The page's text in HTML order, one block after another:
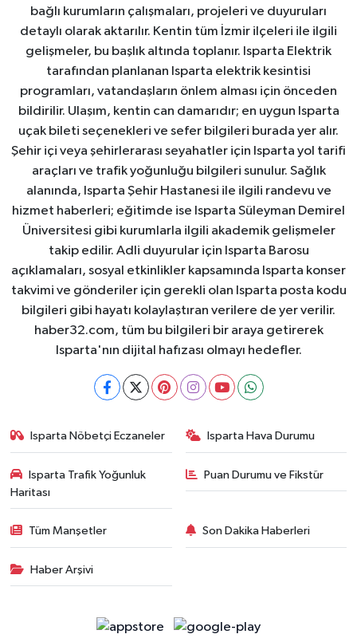
bağlı kurumların çalışmaları, projeleri ve duyuruları
detaylı olarak aktarılır. Kentin tüm İzmir ilçeleri ile ilgili
gelişmeler, bu başlık altında toplanır. Isparta Elektrik
tarafından planlanan Isparta elektrik kesintisi
programları, vatandaşların önlem alması için önceden
bildirilir. Ulaşım, kentin can damarıdır; en uygun Isparta
uçak bileti seçenekleri ve sefer bilgileri burada yer alır.
Şehir içi veya şehirlerarası seyahatler için Isparta yol tarifi
araçları ve trafik yoğunluğu bilgileri sunulur. Sağlık
alanında, Isparta Şehir Hastanesi ile ilgili randevu ve
hizmet haberleri; eğitimde ise Isparta Süleyman Demirel
Üniversitesi gibi kurumlarla ilgili akademik gelişmeler
takip edilir. Adli duyurular için Isparta Barosu
açıklamaları, sosyal etkinlikler kapsamında Isparta konser
takvimi ve gönderiler için gerekli olan Isparta posta kodu
bilgileri gibi hayatı kolaylaştıran verilere de yer verilir.
haber32.com, tüm bu bilgileri bir araya getirerek
Isparta'nın dijital hafızası olmayı hedefler.
Isparta Nöbetçi Eczaneler Isparta Hava Durumu
Isparta Trafik Yoğunluk
Haritası
Puan Durumu ve Fikstür
Tüm Manşetler Son Dakika Haberleri
Haber Arşivi